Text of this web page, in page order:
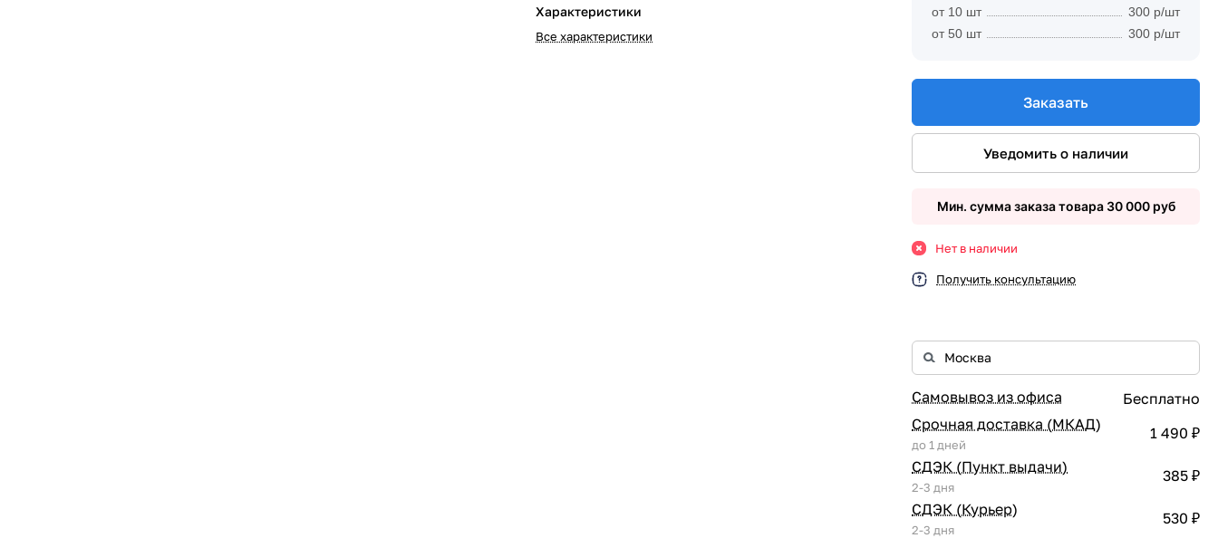
Характеристики
Все характеристики
от 10 шт
300 р/шт
от 50 шт
300 р/шт
Заказать
Уведомить о наличии
Мин. сумма заказа товара 30 000 руб
Нет в наличии
Получить консультацию
Самовывоз из офиса
Бесплатно
Срочная доставка (МКАД)
до 1 дней
1 490 ₽
СДЭК (Пункт выдачи)
2-3 дня
385 ₽
СДЭК (Курьер)
2-3 дня
530 ₽